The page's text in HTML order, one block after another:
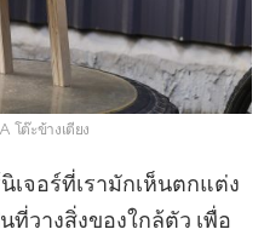
โต๊ะข้างเตียง
เจอร์ที่เรามักเห็นตกแต่ง
ที่วางสิ่งของใกล้ตัว เพื่อ